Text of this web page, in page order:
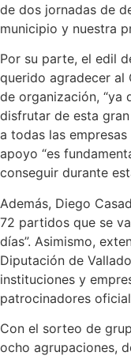
de dos jornadas de
municipio y nuestra
Por su parte, el edil
querido agradecer al
de organización, “ya
disfrutar de esta
a todas las
apoyo “es
conseguir durante
Además, Diego
72 partidos que se
días”. Asimismo,
Diputación de
instituciones y
patrocinadores
Con el sorteo de
ocho agrupaciones,